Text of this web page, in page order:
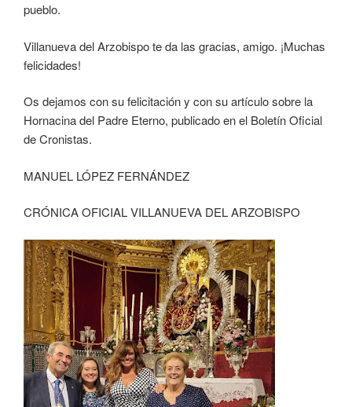
pueblo.
Villanueva del Arzobispo te da las gracias, amigo. ¡Muchas
felicidades!
Os dejamos con su felicitación y con su artículo sobre la
Hornacina del Padre Eterno, publicado en el Boletín Oficial
de Cronistas.
MANUEL LÓPEZ FERNÁNDEZ
CRÓNICA OFICIAL VILLANUEVA DEL ARZOBISPO